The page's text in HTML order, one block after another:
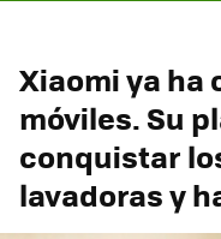
Xiaomi ya ha
móviles. Su
conquistar
lavadoras y